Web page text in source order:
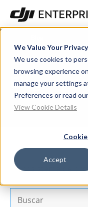
We Value Your
We use cookies to
browsing experience
manage your settings
Preferences or read our
View Cookie Details
Accept
Blog